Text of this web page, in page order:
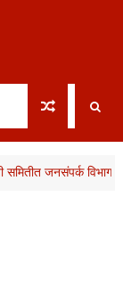
जनसंपर्क विभागावर